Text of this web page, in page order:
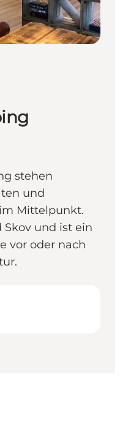
stehen
und
Mittelpunkt.
Skov und ist ein
vor oder nach